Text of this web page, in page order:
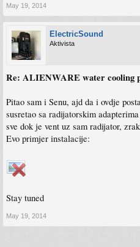
May 19, 2014
ElectricSound
Aktivista
Re: ALIENWARE water cooling
Pitao sam i Senu, ajd da i ovdje
susretao sa radijatorskim
sve dok je vent uz sam radijator,
Evo primjer instalacije:
Stay tuned
May 19, 2014